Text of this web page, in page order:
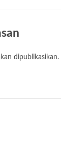
dipublikasikan.